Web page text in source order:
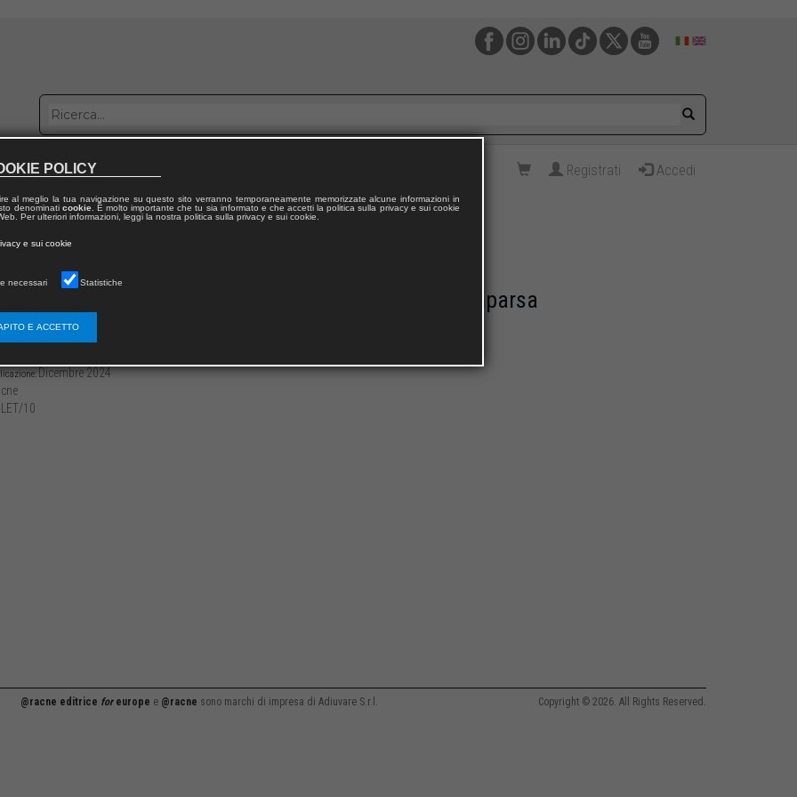
con noi Registrati Accedi
morale e civile di Croce a 70 anni dalla sua scomparsa
Dicembre 2024
LET/10
@racne editrice foreurope e @racne sono marchi di impresa di Adiuvare S.r.l. Copyright © 2026. All Rights Reserved.
POLICY
al meglio la tua navigazione su questo sito verranno temporaneamente memorizzate alcune informazioni in
denominati cookie. È molto importante che tu sia informato e che accetti la politica sulla privacy e sui cookie
Per ulteriori informazioni, leggi la nostra politica sulla privacy e sui cookie.
e sui cookie
necessari Statistiche
E ACCETTO